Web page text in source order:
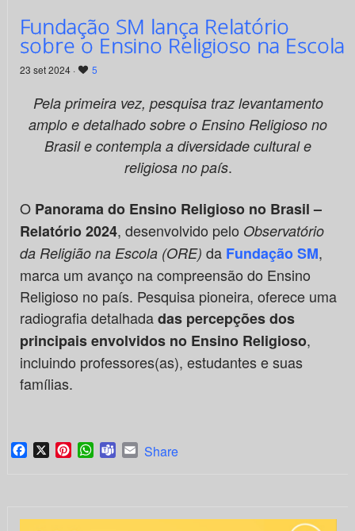
Fundação SM lança Relatório
sobre o Ensino Religioso na Escola
23 set 2024 · 5
Pela primeira vez, pesquisa traz levantamento
amplo e detalhado sobre o Ensino Religioso no
Brasil e contempla a diversidade cultural e
religiosa no país.
O Panorama do Ensino Religioso no Brasil –
Relatório 2024, desenvolvido pelo Observatório
da Religião na Escola (ORE) da Fundação SM,
marca um avanço na compreensão do Ensino
Religioso no país. Pesquisa pioneira, oferece uma
radiografia detalhadadas percepções dos
principais envolvidos no Ensino Religioso,
incluindo professores(as), estudantes e suas
famílias.
Facebook
X PinterestWhatsApp
TeamsEmail
Share